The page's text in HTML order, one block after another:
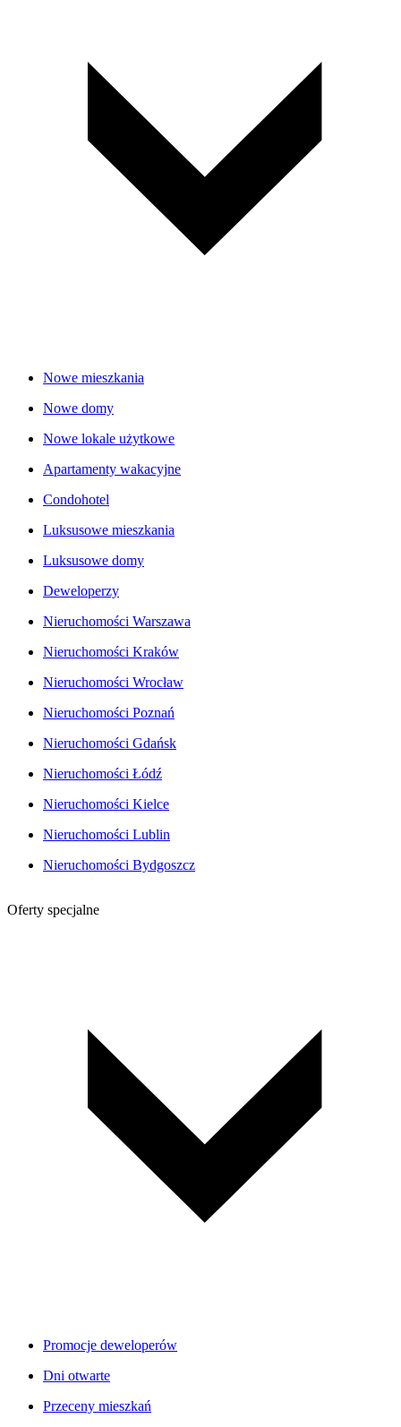
Nowe mieszkania
Nowe domy
Nowe lokale użytkowe
Apartamenty wakacyjne
Condohotel
Luksusowe mieszkania
Luksusowe domy
Deweloperzy
Nieruchomości Warszawa
Nieruchomości Kraków
Nieruchomości Wrocław
Nieruchomości Poznań
Nieruchomości Gdańsk
Nieruchomości Łódź
Nieruchomości Kielce
Nieruchomości Lublin
Nieruchomości Bydgoszcz
Oferty specjalne
Promocje deweloperów
Dni otwarte
Przeceny mieszkań